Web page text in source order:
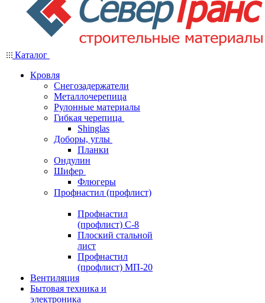
Каталог
Кровля
Снегозадержатели
Металлочерепица
Рулонные материалы
Гибкая черепица
Shinglas
Доборы, углы
Планки
Ондулин
Шифер
Флюгеры
Профнастил (профлист)
Профнастил
(профлист) С-8
Плоский стальной
лист
Профнастил
(профлист) МП-20
Вентиляция
Бытовая техника и
электроника